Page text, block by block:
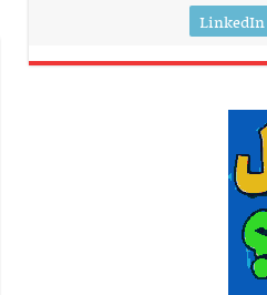
LinkedIn